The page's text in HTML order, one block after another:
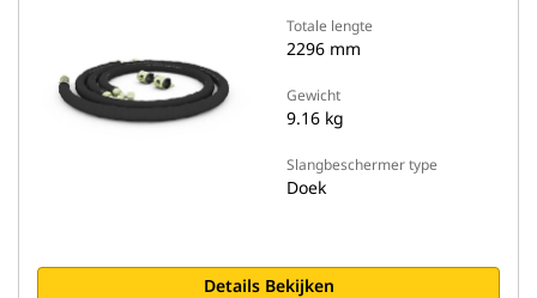
Totale lengte
2296 mm
Gewicht
9.16 kg
Slangbeschermer type
Doek
Details Bekijken